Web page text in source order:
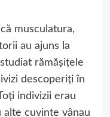
musculatura,
au ajuns la
rămășițele
descoperiți în
indivizii erau
cuvinte vânau